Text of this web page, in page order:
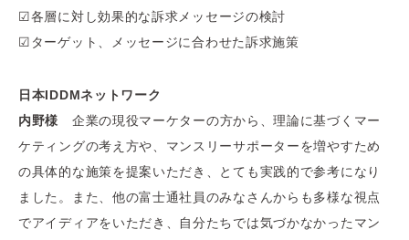
☑各層に対し効果的な訴求メッセージの検討
☑ ターゲット、メッセージに合わせた訴求施策
日本IDDMネットワーク
内野様 企業の現役マーケターの方から、理論に基づくマー
ケティングの考え方や、マンスリーサポーターを増やすため
の具体的な施策を提案いただき、とても実践的で参考になり
ました。また、他の富士通社員のみなさんからも多様な視点
でアイディアをいただき、自分たちでは気づかなかったマン